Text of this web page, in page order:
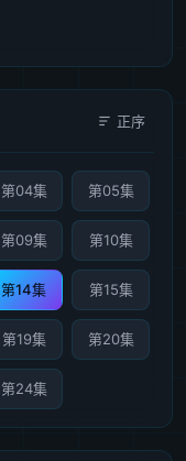
正序
第04集 第05集
第09集 第10集
第14集 第15集
第19集 第20集
第24集